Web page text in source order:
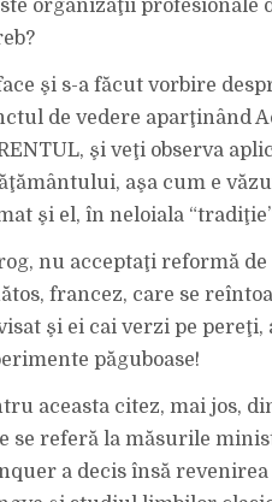
organizaţii profesionale
şi s-a făcut vorbire
de vedere aparţinând
şi veţi observa
aşa cum e
şi el, în neloiala
nu acceptaţi reformă
francez, care se
şi ei cai verzi pe
păguboase!
aceasta citez, mai jos,
se referă la măsurile
a decis însă